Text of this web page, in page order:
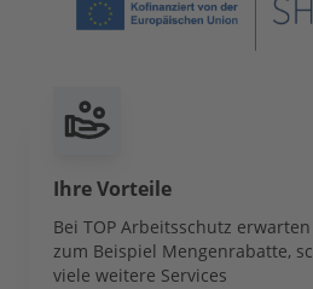
Ihre Vorteile
Bei TOP Arbeitsschutz
zum Beispiel Mengenrabatte,
viele weitere Services